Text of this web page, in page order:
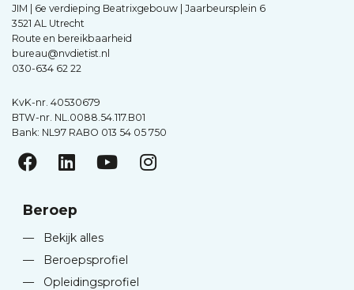
JIM | 6e verdieping Beatrixgebouw | Jaarbeursplein 6
3521 AL Utrecht
Route en bereikbaarheid
bureau@nvdietist.nl
030-634 62 22
KvK-nr. 40530679
BTW-nr. NL.0088.54.117.B01
Bank: NL97 RABO 013 54 05 750
Beroep
—
Bekijk alles
—
Beroepsprofiel
—
Opleidingsprofiel